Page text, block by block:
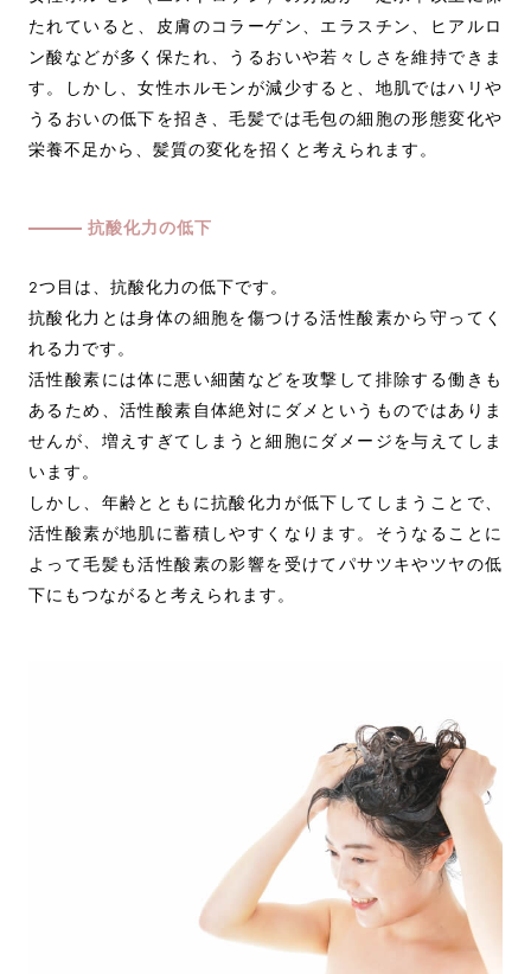
たれていると、皮膚のコラーゲン、エラスチン、ヒアルロ
ン酸などが多く保たれ、うるおいや若々しさを維持できま
す。しかし、女性ホルモンが減少すると、地肌ではハリや
うるおいの低下を招き、毛髪では毛包の細胞の形態変化や
栄養不足から、髪質の変化を招くと考えられます。
抗酸化力の低下
2つ目は、抗酸化力の低下です。
抗酸化力とは身体の細胞を傷つける活性酸素から守ってく
れる力です。
活性酸素には体に悪い細菌などを攻撃して排除する働きも
あるため、活性酸素自体絶対にダメというものではありま
せんが、増えすぎてしまうと細胞にダメージを与えてしま
います。
しかし、年齢とともに抗酸化力が低下してしまうことで、
活性酸素が地肌に蓄積しやすくなります。そうなることに
よって毛髪も活性酸素の影響を受けてパサツキやツヤの低
下にもつながると考えられます。